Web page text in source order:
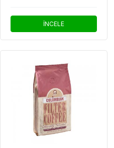
Gr
İNCELE